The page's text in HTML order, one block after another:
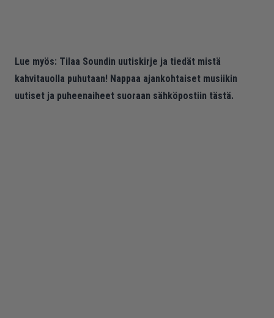
Lue myös: Tilaa Soundin uutiskirje ja tiedät mistä
kahvitauolla puhutaan! Nappaa ajankohtaiset musiikin
uutiset ja puheenaiheet suoraan sähköpostiin tästä.